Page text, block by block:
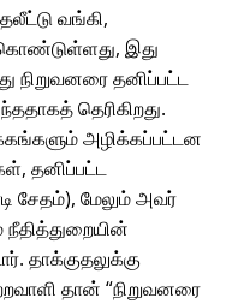
வங்கி,
இது
நிறுவனரை தனிப்பட்ட
தெரிகிறது.
அழிக்கப்பட்டன
தனிப்பட்ட
சேதம்), மேலும் அவர்
தாக்குதலுக்கு
தான் நிறுவனரை